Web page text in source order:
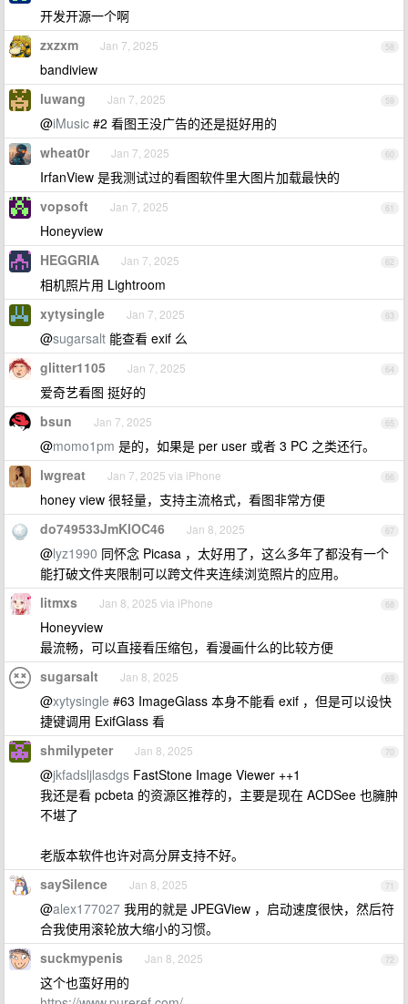
开发开源一个啊
58
zxzxm Jan 7, 2025
bandiview
59
luwang Jan 7, 2025
@iMusic #2 看图王没广告的还是挺好用的
60
wheat0r Jan 7, 2025
IrfanView 是我测试过的看图软件里大图片加载最快的
61
vopsoft Jan 7, 2025
Honeyview
62
HEGGRIA Jan 7, 2025
相机照片用 Lightroom
63
xytysingle Jan 7, 2025
@sugarsalt 能查看 exif 么
64
glitter1105 Jan 7, 2025
爱奇艺看图 挺好的
65
bsun Jan 7, 2025
@momo1pm 是的，如果是 per user 或者 3 PC 之类还行。
66
lwgreat Jan 7, 2025 via iPhone
honey view 很轻量，支持主流格式，看图非常方便
67
do749533JmKlOC46 Jan 8, 2025
@lyz1990 同怀念 Picasa ，太好用了，这么多年了都没有一个
能打破文件夹限制可以跨文件夹连续浏览照片的应用。
68
litmxs Jan 8, 2025 via iPhone
Honeyview
最流畅，可以直接看压缩包，看漫画什么的比较方便
69
sugarsalt Jan 8, 2025
@xytysingle #63 ImageGlass 本身不能看 exif ，但是可以设快
捷键调用 ExifGlass 看
70
shmilypeter Jan 8, 2025
@jkfadsljlasdgs FastStone Image Viewer ++1
我还是看 pcbeta 的资源区推荐的，主要是现在 ACDSee 也臃肿
不堪了
老版本软件也许对高分屏支持不好。
71
saySilence Jan 8, 2025
@alex177027 我用的就是 JPEGView ，启动速度很快，然后符
合我使用滚轮放大缩小的习惯。
72
suckmypenis Jan 8, 2025
这个也蛮好用的